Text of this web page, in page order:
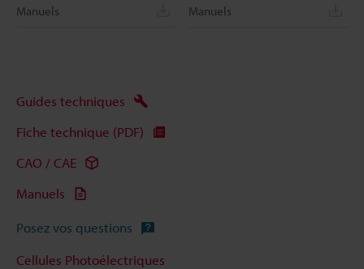
Manuels Manuels
Guides techniques
Fiche technique (PDF)
CAO / CAE
Manuels
Posez vos questions
Cellules Photoélectriques